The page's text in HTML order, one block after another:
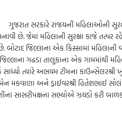
ગુજરાત સરકારે રાજયની મહિલાઓની
છે. જેમાં મહિલાની સુરક્ષા કાજે તત્પર
બોટાદ જિલ્લાના એક કિસ્સામાં
ગઢડા તાલુકાના એક ગામમાંથી
ત્યારે અભયમ ટીમના
મકવાણા અને ડ્રાઈવરશ્રી હિતેશભાઈ
સાસરીપક્ષના સભ્યોએ ઝઘડો કરી